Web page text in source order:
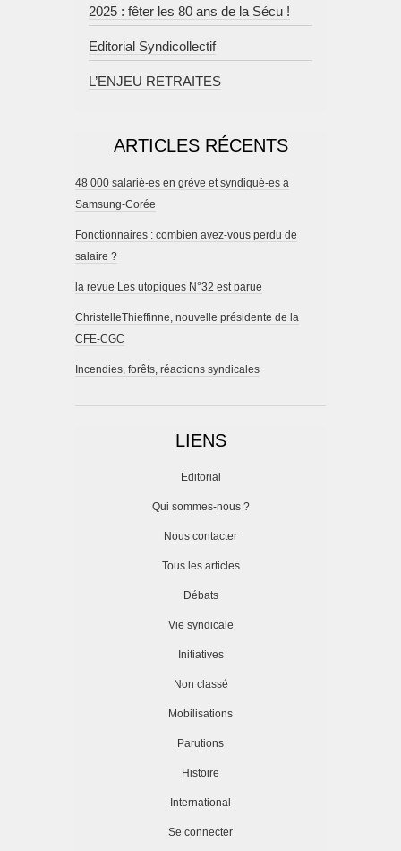
2025 : fêter les 80 ans de la Sécu !
Editorial Syndicollectif
L’ENJEU RETRAITES
ARTICLES RÉCENTS
48 000 salarié-es en grève et syndiqué-es à
Samsung-Corée
Fonctionnaires : combien avez-vous perdu de
salaire ?
la revue Les utopiques N°32 est parue
ChristelleThieffinne, nouvelle présidente de la
CFE-CGC
Incendies, forêts, réactions syndicales
LIENS
Editorial
Qui sommes-nous ?
Nous contacter
Tous les articles
Débats
Vie syndicale
Initiatives
Non classé
Mobilisations
Parutions
Histoire
International
Se connecter